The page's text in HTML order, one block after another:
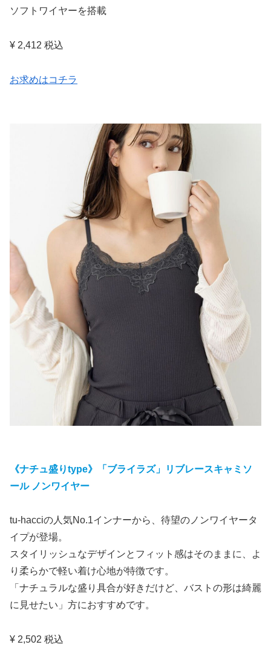
ソフトワイヤーを搭載
¥ 2,412 税込
お求めはコチラ
《ナチュ盛りtype》「ブライラズ」リブレースキャミソ
ール ノンワイヤー
tu-hacciの人気No.1インナーから、待望のノンワイヤータ
イプが登場。
スタイリッシュなデザインとフィット感はそのままに、よ
り柔らかで軽い着け心地が特徴です。
「ナチュラルな盛り具合が好きだけど、バストの形は綺麗
に見せたい」方におすすめです。
¥ 2,502 税込